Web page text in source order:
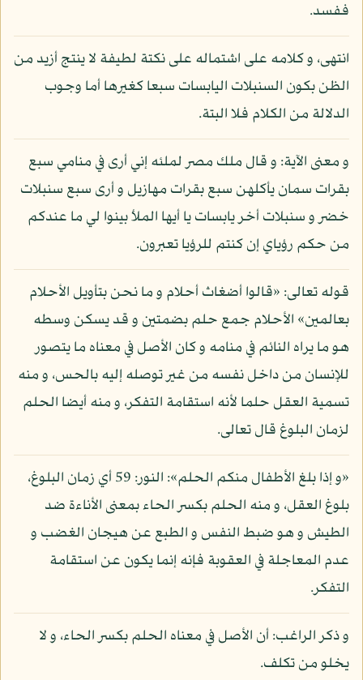
ففسد.
انتهى، و كلامه على اشتماله على نكتة لطيفة لا ينتج أزيد من
الظن بكون السنبلات اليابسات سبعا كغيرها أما وجوب
الدلالة من الكلام فلا البتة.
و معنى الآية: و قال ملك مصر لملئه إني أرى في منامي سبع
بقرات سمان يأكلهن سبع بقرات مهازيل و أرى سبع سنبلات
خضر و سنبلات أخر يابسات يا أيها الملأ بينوا لي ما عندكم
من حكم رؤياي إن كنتم للرؤيا تعبرون.
قوله تعالى: «قالوا أضغاث أحلام و ما نحن بتأويل الأحلام
بعالمين» الأحلام جمع حلم بضمتين و قد يسكن وسطه
هو ما يراه النائم في منامه و كان الأصل في معناه ما يتصور
للإنسان من داخل نفسه من غير توصله إليه بالحس، و منه
تسمية العقل حلما لأنه استقامة التفكر، و منه أيضا الحلم
لزمان البلوغ قال تعالى.
«و إذا بلغ الأطفال منكم الحلم»: النور: 59 أي زمان البلوغ،
بلوغ العقل، و منه الحلم بكسر الحاء بمعنى الأناءة ضد
الطيش و هو ضبط النفس و الطبع عن هيجان الغضب و
عدم المعاجلة في العقوبة فإنه إنما يكون عن استقامة
التفكر.
و ذكر الراغب: أن الأصل في معناه الحلم بكسر الحاء، و لا
يخلو من تكلف.